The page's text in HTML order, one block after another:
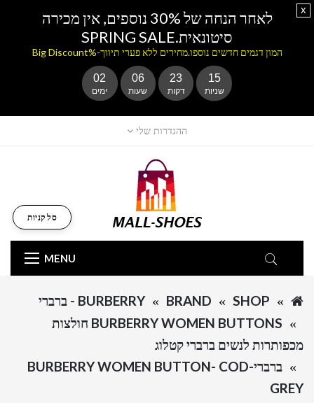
ההגדרות שלי
MENU
סל קניות
SHOP
BRAND
BURBERRY - ברברי
BURBERRY WOMEN BUTTONS חולצות
מכפותרות לנשים ברברי קטלוג
ברברי-BURBERRY WOMEN BUTTON- COD
GREY
לאחר הנחה של 30% נוספים, אין מכירה
סיטונאית.SPRING SALE
המון דגמים חדשים נוספו.מחירים ללא פערי תיווך-%Big Discount
02
ימים
06
שעות
23
דקות
15
שניות
x